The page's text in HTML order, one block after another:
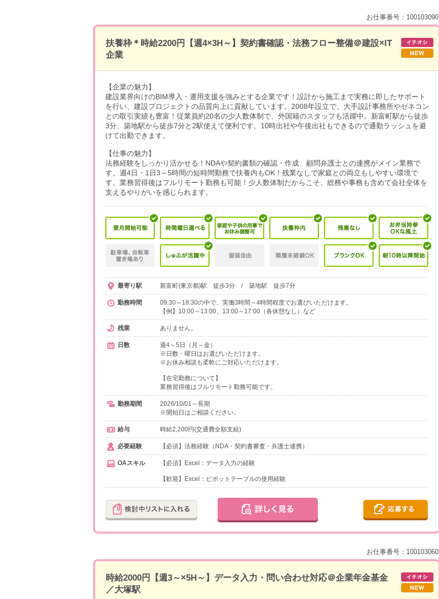
お仕事番号：100103090
扶養枠＊時給2200円【週4×3H～】契約書確認・法務フロー整備＠建設×IT
企業
【企業の魅力】
建設業界向けのBIM導入・運用支援を強みとする企業です！設計から施工まで実務に即したサポート
を行い、建設プロジェクトの品質向上に貢献しています。2008年設立で、大手設計事務所やゼネコン
との取引実績も豊富！従業員約20名の少人数体制で、外国籍のスタッフも活躍中。新富町駅から徒歩
3分、築地駅から徒歩7分と2駅使えて便利です。10時出社や午後出社もできるので通勤ラッシュを避
けて出勤できます。
【仕事の魅力】
法務経験をしっかり活かせる！NDAや契約書類の確認・作成、顧問弁護士との連携がメイン業務で
す。週4日・1日3～5時間の短時間勤務で扶養内もOK！残業なしで家庭との両立もしやすい環境で
す。業務習得後はフルリモート勤務も可能！少人数体制だからこそ、総務や事務も含めて会社全体を
支えるやりがいを感じられます。
最寄り駅 新富町(東京都)駅 徒歩3分 / 築地駅 徒歩7分
勤務時間
09:30～18:30の中で、実働3時間～4時間程度でお選びいただけます。
【例】10:00～13:00、13:00～17:00（各休憩なし）など
残業 ありません。
日数
週4～5日（月～金）
※日数・曜日はお選びいただけます。
※お休み相談も柔軟にご対応いただけます。
【在宅勤務について】
業務習得後はフルリモート勤務可能です。
勤務期間
2026/10/01～長期
※開始日はご相談ください。
給与 時給2,200円(交通費全額支給)
必要経験 【必須】法務経験（NDA・契約書審査・弁護士連携）
OAスキル 【必須】Excel：データ入力の経験
【歓迎】Excel：ピボットテーブルの使用経験
お仕事番号：100103060
時給2000円【週3～×5H～】データ入力・問い合わせ対応＠企業年金基金
／大塚駅